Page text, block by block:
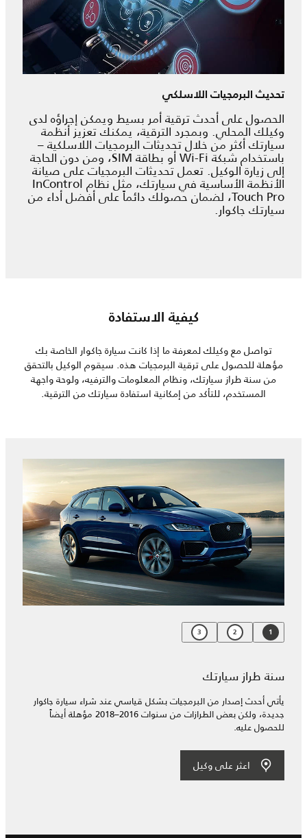
تحديث البرمجيات اللاسلكي
الحصول على أحدث ترقية أمر بسيط ويمكن إجراؤه لدى
وكيلك المحلي. وبمجرد الترقية، يمكنك تعزيز أنظمة
سيارتك أكثر من خلالتحديثات البرمجيات اللاسلكية–
باستخدام شبكة Wi-Fi أو بطاقة SIM، ومن دون الحاجة
إلى زيارة الوكيل. تعمل تحديثات البرمجيات على صيانة
الأنظمة الأساسية في سيارتك، مثل نظام InControl
Touch Pro، لضمان حصولك دائماً على أفضل أداء من
سيارتك جاكوار.
كيفية الاستفادة
تواصل مع وكيلك لمعرفة ما إذا كانت سيارة جاكوار الخاصة بك
مؤهلة للحصول على ترقية البرمجيات هذه. سيقوم الوكيل بالتحقق
من سنة طراز سيارتك، ونظام المعلومات والترفيه، ولوحة واجهة
المستخدم، للتأكد من إمكانية استفادة سيارتك من الترقية.
1
2
3
سنة طراز سيارتك
يأتي أحدث إصدار من البرمجيات بشكل قياسي عند شراء سيارة جاكوار
جديدة، ولكن بعض الطرازات من سنوات 2016–2018 مؤهلة أيضاً
للحصول عليه.
اعثر على وكيل